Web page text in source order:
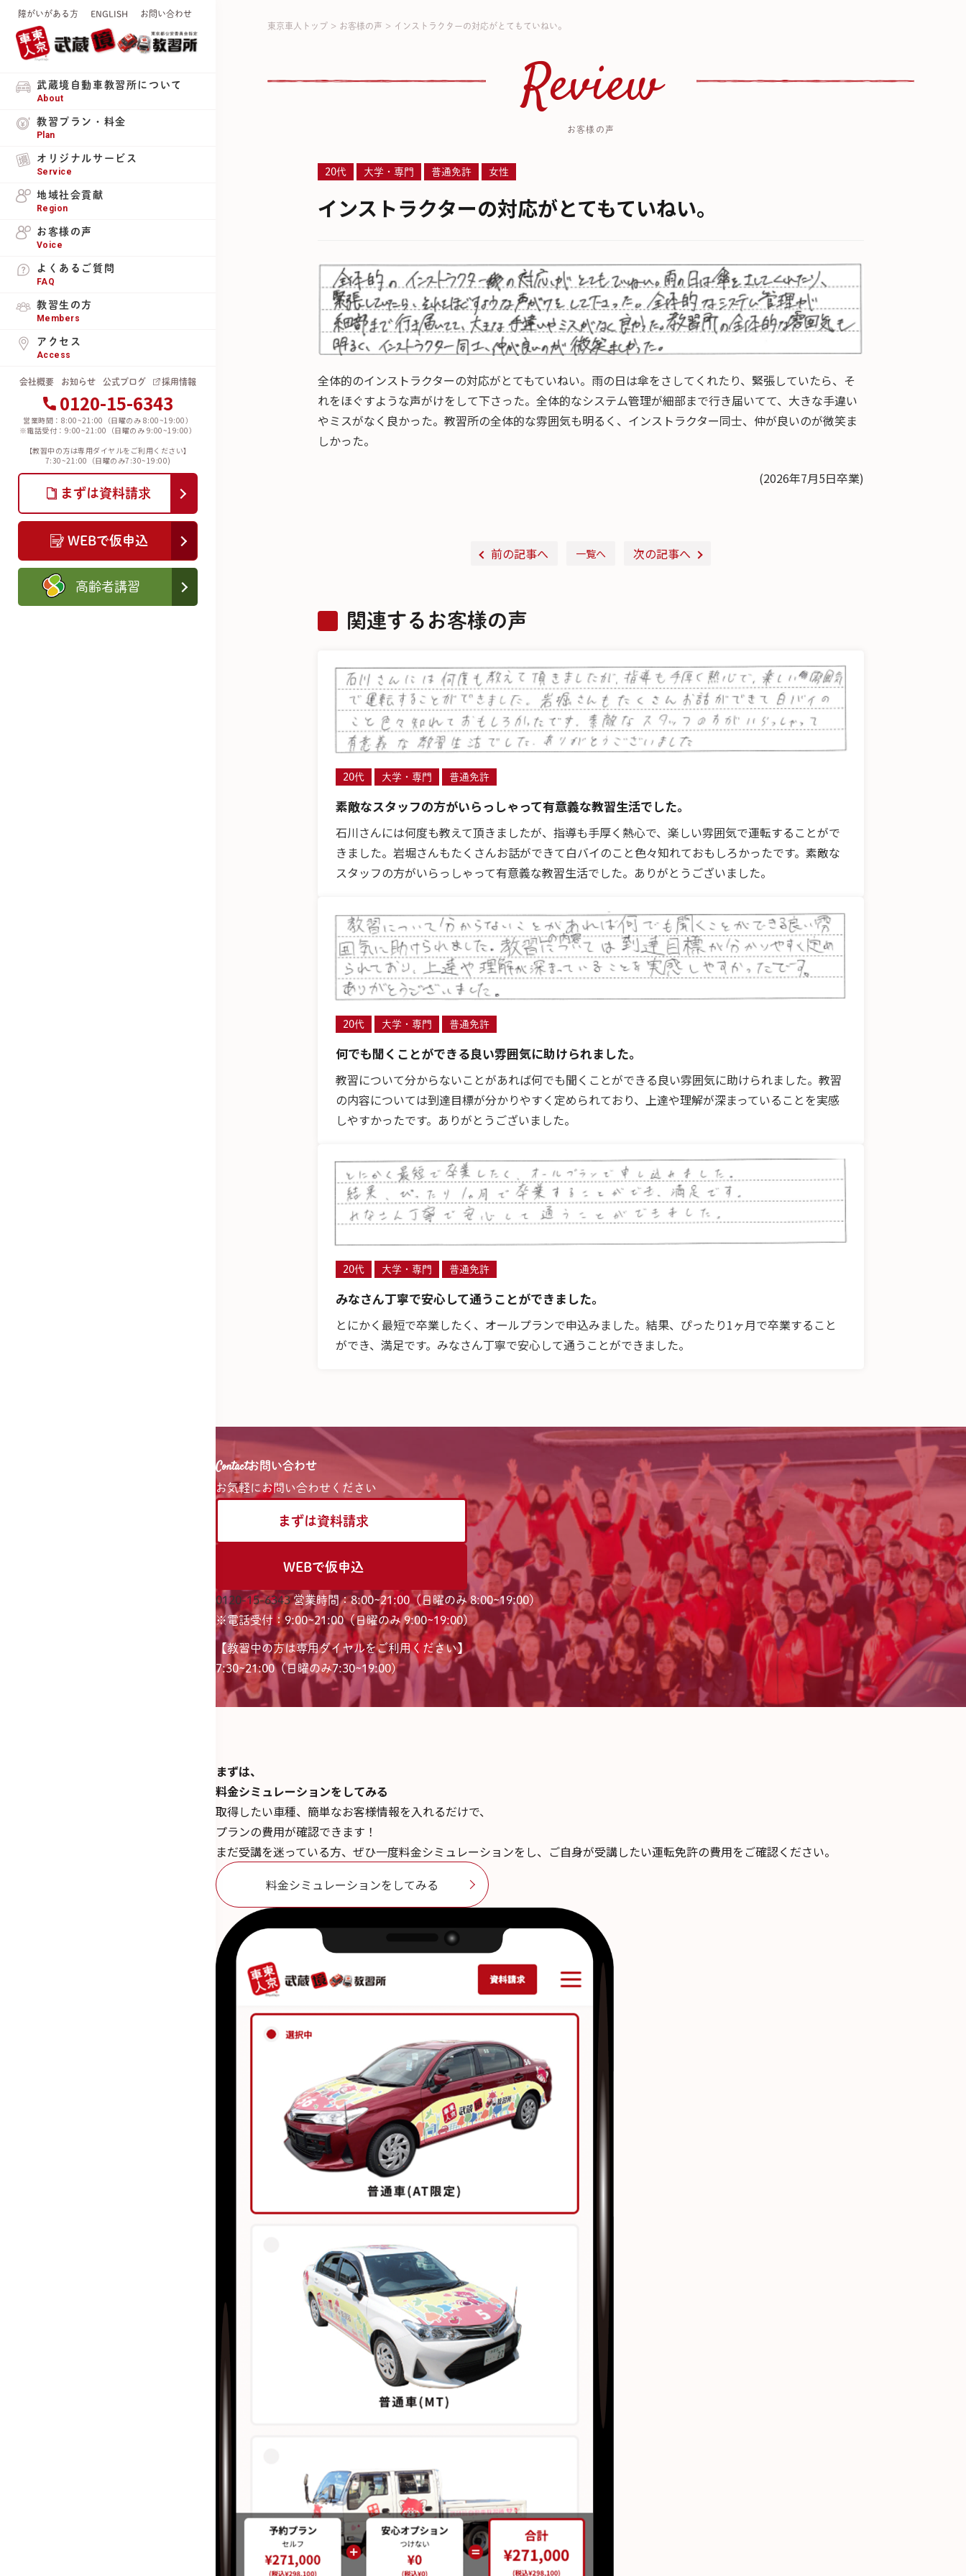
障がいがある方 ENGLISH お問い合わせ
武蔵境自動車教習所について
About
教習プラン・料金
Plan
オリジナルサービス
Service
地域社会貢献
Region
お客様の声
Voice
よくあるご質問
FAQ
教習生の方
Members
アクセス
Access
会社概要 お知らせ 公式ブログ 採用情報
0120-15-6343
営業時間：8:00~21:00（日曜のみ 8:00~19:00）
※電話受付：9:00~21:00（日曜のみ 9:00~19:00）
【教習中の方は専用ダイヤルをご利用ください】
7:30~21:00（日曜のみ7:30~19:00)
まずは資料請求
WEBで仮申込
高齢者講習
東京車人トップ > お客様の声 > インストラクターの対応がとてもていねい。
Review
お客様の声
20代 大学・専門 普通免許 女性
インストラクターの対応がとてもていねい。
全体的のインストラクターの対応がとてもていねい。雨の日は傘をさしてくれたり、緊張していたら、そ
れをほぐすような声がけをして下さった。全体的なシステム管理が細部まで行き届いてて、大きな手違い
やミスがなく良かった。教習所の全体的な雰囲気も明るく、インストラクター同士、仲が良いのが微笑ま
しかった。
(2026年7月5日卒業)
前の記事へ 一覧へ 次の記事へ
関連するお客様の声
20代 大学・専門 普通免許
素敵なスタッフの方がいらっしゃって有意義な教習生活でした。
石川さんには何度も教えて頂きましたが、指導も手厚く熱心で、楽しい雰囲気で運転することがで
きました。岩堀さんもたくさんお話ができて白バイのこと色々知れておもしろかったです。素敵な
スタッフの方がいらっしゃって有意義な教習生活でした。ありがとうございました。
20代 大学・専門 普通免許
何でも聞くことができる良い雰囲気に助けられました。
教習について分からないことがあれば何でも聞くことができる良い雰囲気に助けられました。教習
の内容については到達目標が分かりやすく定められており、上達や理解が深まっていることを実感
しやすかったです。ありがとうございました。
20代 大学・専門 普通免許
みなさん丁寧で安心して通うことができました。
とにかく最短で卒業したく、オールプランで申込みました。結果、ぴったり1ヶ月で卒業すること
ができ、満足です。みなさん丁寧で安心して通うことができました。
Contactお問い合わせ
お気軽に お問い合わせください
まずは資料請求
WEBで仮申込
0120-15-6343 営業時間：8:00~21:00（日曜のみ 8:00~19:00）
※電話受付：9:00~21:00（日曜のみ 9:00~19:00）
【教習中の方は専用ダイヤルをご利用ください】
7:30~21:00（日曜のみ7:30~19:00)
まずは、
料金シミュレーションをしてみる
取得したい車種、簡単なお客様情報を入れるだけで、
プランの費用が確認できます！
まだ受講を迷っている方、ぜひ一度料金シミュレーションをし、ご自身が受講したい運転免許の費用をご確認ください。
料金シミュレーションをしてみる